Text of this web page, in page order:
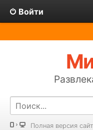
Войти
Полная версия